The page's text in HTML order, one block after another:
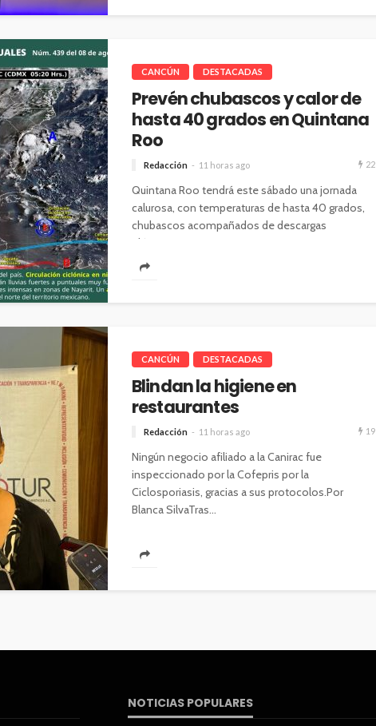
CANCÚN DESTACADAS
Prevén chubascos y calor de
hasta 40 grados en Quintana
Roo
Redacción 11 horas ago 22
Quintana Roo tendrá este sábado una jornada
calurosa, con temperaturas de hasta 40 grados,
chubascos acompañados de descargas
eléctricas y...
CANCÚN DESTACADAS
Blindan la higiene en
restaurantes
Redacción 11 horas ago 19
Ningún negocio afiliado a la Canirac fue
inspeccionado por la Cofepris por la
Ciclosporiasis, gracias a sus protocolos.Por
Blanca SilvaTras...
NOTICIAS POPULARES